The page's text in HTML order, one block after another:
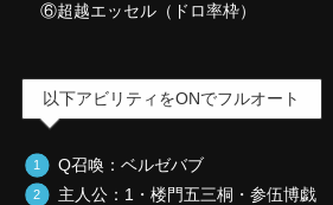
⑥超越エッセル（ドロ率枠）
以下アビリティをONでフルオート
Q召喚：ベルゼバブ
主人公：1・楼門五三桐・参伍博戯